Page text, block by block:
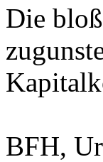
Die
BFH,